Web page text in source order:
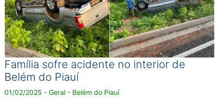
Família sofre acidente no interior de
Belém do Piauí
01/02/2025 - Geral - Belém do Piauí